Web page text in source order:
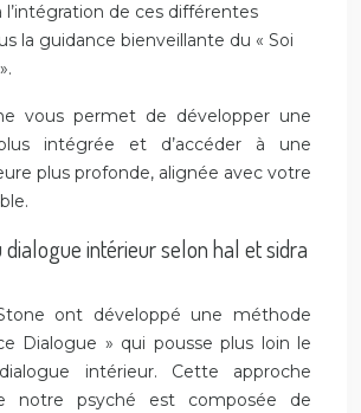
l’intégration de ces différentes
la guidance bienveillante du « Soi
vous permet de développer une
intégrée et d’accéder à une
plus profonde, alignée avec votre
dialogue intérieur selon hal et sidra
ont développé une méthode
Dialogue » qui pousse plus loin le
intérieur. Cette approche
notre psyché est composée de